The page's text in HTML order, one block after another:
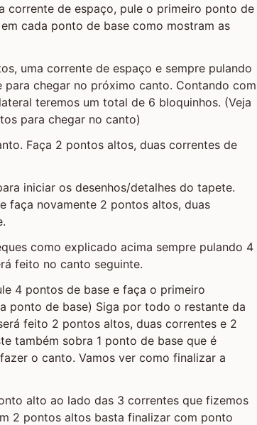
corrente de espaço, pule o primeiro ponto de
cada ponto de base como mostram as
uma corrente de espaço e sempre pulando
chegar no próximo canto. Contando com
teremos um total de 6 bloquinhos. (Veja
para chegar no canto)
Faça 2 pontos altos, duas correntes de
iniciar os desenhos/detalhes do tapete.
faça novamente 2 pontos altos, duas
como explicado acima sempre pulando 4
feito no canto seguinte.
4 pontos de base e faça o primeiro
ponto de base) Siga por todo o restante da
feito 2 pontos altos, duas correntes e 2
também sobra 1 ponto de base que é
o canto. Vamos ver como finalizar a
alto ao lado das 3 correntes que fizemos
2 pontos altos basta finalizar com ponto